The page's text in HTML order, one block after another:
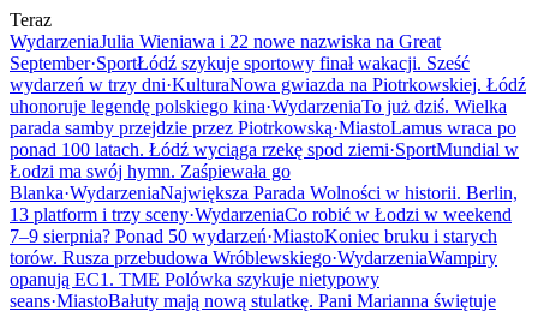
Teraz
WydarzeniaJulia Wieniawa i 22 nowe nazwiska na Great
September·SportŁódź szykuje sportowy finał wakacji. Sześć
wydarzeń w trzy dni·KulturaNowa gwiazda na Piotrkowskiej. Łódź
uhonoruje legendę polskiego kina·WydarzeniaTo już dziś. Wielka
parada samby przejdzie przez Piotrkowską·MiastoLamus wraca po
ponad 100 latach. Łódź wyciąga rzekę spod ziemi·SportMundial w
Łodzi ma swój hymn. Zaśpiewała go
Blanka·WydarzeniaNajwiększa Parada Wolności w historii. Berlin,
13 platform i trzy sceny·WydarzeniaCo robić w Łodzi w weekend
7–9 sierpnia? Ponad 50 wydarzeń·MiastoKoniec bruku i starych
torów. Rusza przebudowa Wróblewskiego·WydarzeniaWampiry
opanują EC1. TME Polówka szykuje nietypowy
seans·MiastoBałuty mają nową stulatkę. Pani Marianna świętuje